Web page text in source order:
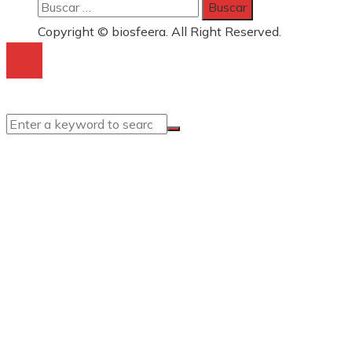
Buscar:
Copyright © biosfeera. All Right Reserved.